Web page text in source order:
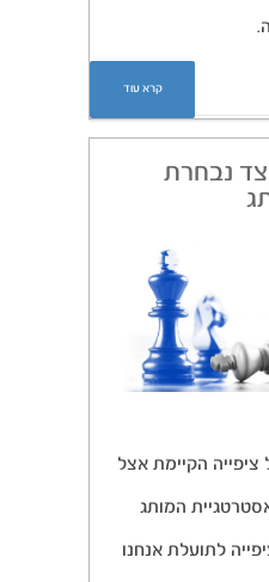
קרא עוד
נבחרת
ציפייה הקיימת אצל
המותג
לתועלת אנחנו